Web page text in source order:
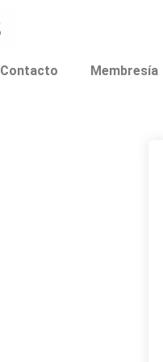
Contacto Membresía